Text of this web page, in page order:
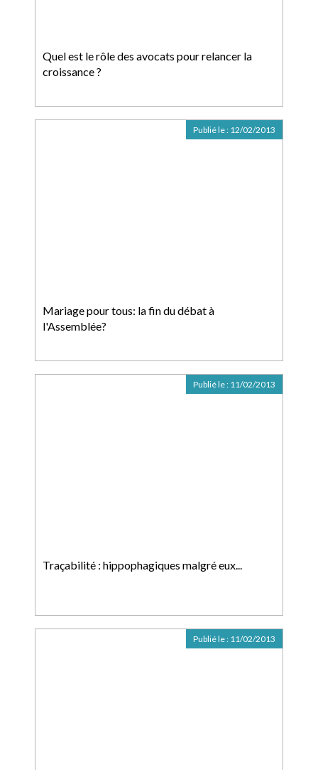
Quel est le rôle des avocats pour relancer la
croissance ?
Mariage pour tous: la fin du débat à
l'Assemblée?
Publié le : 12/02/2013
Traçabilité : hippophagiques malgré eux...
Publié le : 11/02/2013
Publié le : 11/02/2013